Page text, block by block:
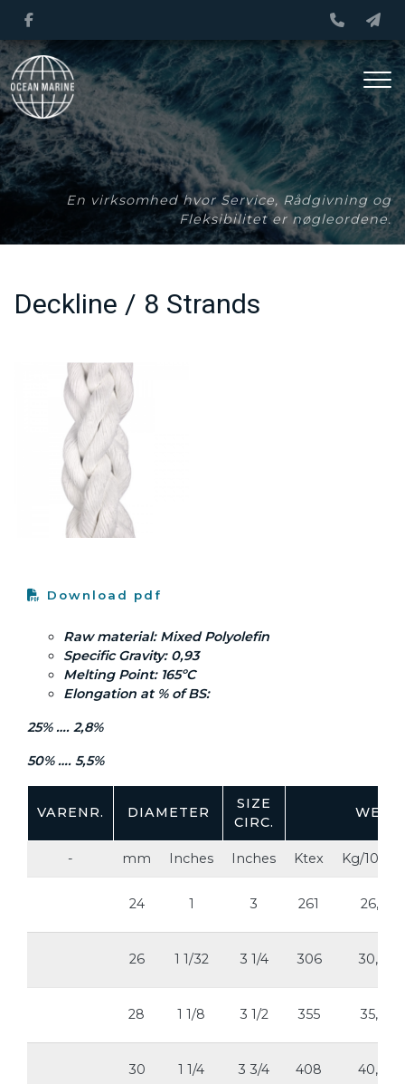
hovedindhold
En virksomhed hvor Service, Rådgivning og
Fleksibilitet er nøgleordene.
Deckline / 8 Strands
Download pdf
Raw material: Mixed Polyolefin
Specific Gravity: 0,93
Melting Point: 165ºC
Elongation at % of BS:
25% …. 2,8%
50% …. 5,5%
VARENR. DIAMETER
SIZE
CIRC.
- mm Inches Inches Ktex Kg/100m
24 1 3 261 26,1
26 1 1/32 3 1/4 306 30,6
28 1 1/8 3 1/2 355 35,5
30 1 1/4 3 3/4 408 40,8